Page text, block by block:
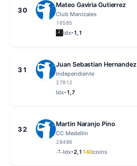
30
Mateo Gaviria Gutierrez
Club Manizales
16585
Idx-1,1
31
Juan Sebastian
Independiente
27912
Idx-1,7
32
Martin Naranjo Pino
CC Medellin
28486
Idx-2,1 140coins